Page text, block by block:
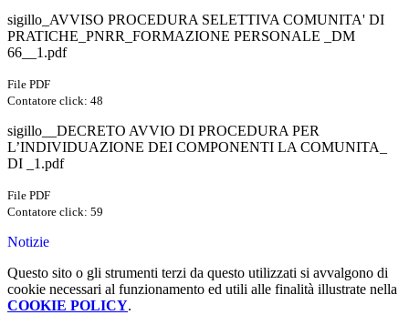
sigillo_AVVISO PROCEDURA SELETTIVA COMUNITA' DI
PRATICHE_PNRR_FORMAZIONE PERSONALE _DM
66__1.pdf
File PDF
Contatore click: 48
sigillo__DECRETO AVVIO DI PROCEDURA PER
L’INDIVIDUAZIONE DEI COMPONENTI LA COMUNITA_
DI _1.pdf
File PDF
Contatore click: 59
Notizie
Questo sito o gli strumenti terzi da questo utilizzati si avvalgono di
cookie necessari al funzionamento ed utili alle finalità illustrate nella
COOKIE POLICY.